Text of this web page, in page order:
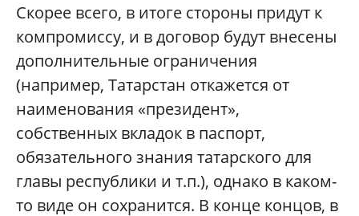
Скорее всего, в итоге стороны придут к
компромиссу, и в договор будут внесены
дополнительные ограничения
(например, Татарстан откажется от
наименования «президент»,
собственных вкладок в паспорт,
обязательного знания татарского для
главы республики и т.п.), однако в каком-
то виде он сохранится. В конце концов, в